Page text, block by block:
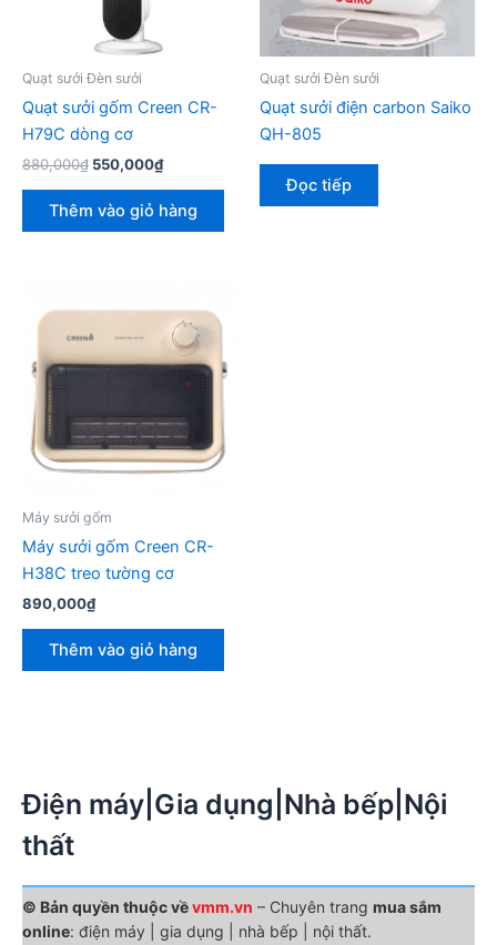
Quạt sưởi Đèn sưởi
Quạt sưởi gốm Creen CR-
H79C dòng cơ
880,000₫ Giá
880,000₫.
550,000₫Giá
tại
là:
Thêm vào giỏ hàng
Quạt sưởi Đèn sưởi
Quạt sưởi điện carbon Saiko
QH-805
Đọc tiếp
Máy sưởi gốm
Máy sưởi gốm Creen CR-
H38C treo tường cơ
890,000₫
Thêm vào giỏ hàng
Điện máy|Gia dụng|Nhà bếp|Nội
thất
© Bản quyền thuộc vềvmm.vn – Chuyên trang mua sắm
online: điện máy | gia dụng | nhà bếp | nội thất.